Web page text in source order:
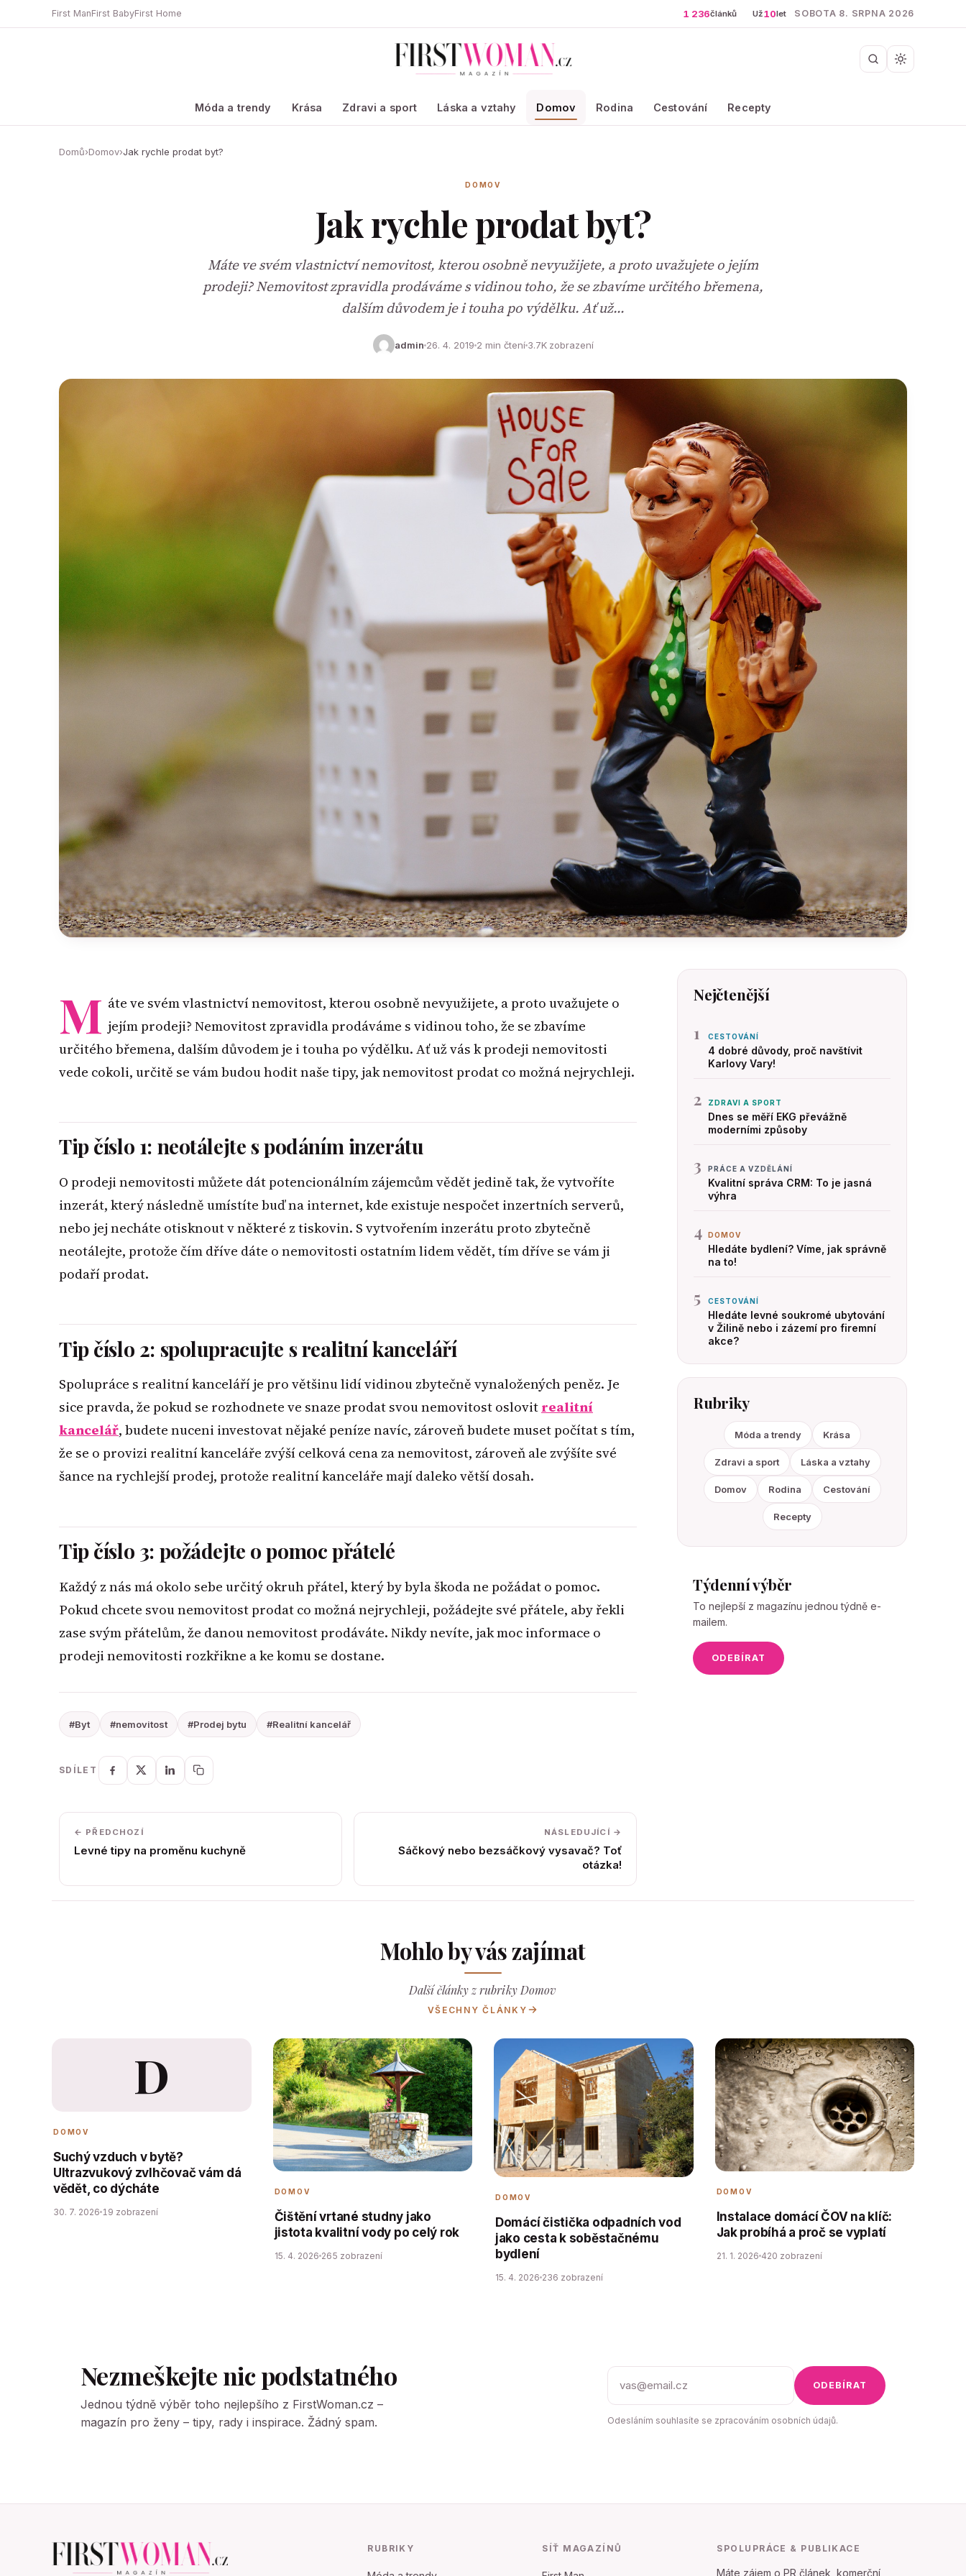
First ManFirst BabyFirst Home 1 236článků Už10let SOBOTA 8. SRPNA 2026
Móda a trendy Krása Zdravi a sport Láska a vztahy Domov Rodina Cestování Recepty
Domů›Domov›Jak rychle prodat byt?
DOMOV
Jak rychle prodat byt?
Máte ve svém vlastnictví nemovitost, kterou osobně nevyužijete, a proto uvažujete o jejím
prodeji? Nemovitost zpravidla prodáváme s vidinou toho, že se zbavíme určitého břemena,
dalším důvodem je i touha po výdělku. Ať už…
admin 26. 4. 2019 2 min čtení3.7K zobrazení
M áte ve svém vlastnictví nemovitost, kterou osobně nevyužijete, a proto uvažujete o
jejím prodeji? Nemovitost zpravidla prodáváme s vidinou toho, že se zbavíme
určitého břemena, dalším důvodem je i touha po výdělku. Ať už vás k prodeji nemovitosti
vede cokoli, určitě se vám budou hodit naše tipy, jak nemovitost prodat co možná nejrychleji.
Tip číslo 1: neotálejte s podáním inzerátu
O prodeji nemovitosti můžete dát potencionálním zájemcům vědět jedině tak, že vytvoříte
inzerát, který následně umístíte buď na internet, kde existuje nespočet inzertních serverů,
nebo jej necháte otisknout v některé z tiskovin. S vytvořením inzerátu proto zbytečně
neotálejte, protože čím dříve dáte o nemovitosti ostatním lidem vědět, tím dříve se vám ji
podaří prodat.
Tip číslo 2: spolupracujte s realitní kanceláří
Spolupráce s realitní kanceláří je pro většinu lidí vidinou zbytečně vynaložených peněz. Je
sice pravda, že pokud se rozhodnete ve snaze prodat svou nemovitost oslovit realitní
kancelář, budete nuceni investovat nějaké peníze navíc, zároveň budete muset počítat s tím,
že se o provizi realitní kanceláře zvýší celková cena za nemovitost, zároveň ale zvýšíte své
šance na rychlejší prodej, protože realitní kanceláře mají daleko větší dosah.
Tip číslo 3: požádejte o pomoc přátelé
Každý z nás má okolo sebe určitý okruh přátel, který by byla škoda ne požádat o pomoc.
Pokud chcete svou nemovitost prodat co možná nejrychleji, požádejte své přátele, aby řekli
zase svým přátelům, že danou nemovitost prodáváte. Nikdy nevíte, jak moc informace o
prodeji nemovitosti rozkřikne a ke komu se dostane.
#Byt #nemovitost #Prodej bytu #Realitní kancelář
SDÍLET
← PŘEDCHOZÍ
Levné tipy na proměnu kuchyně
NÁSLEDUJÍCÍ →
Sáčkový nebo bezsáčkový vysavač? Toť
otázka!
Nejčtenější
1 CESTOVÁNÍ
4 dobré důvody, proč navštívit
Karlovy Vary!
2 ZDRAVI A SPORT
Dnes se měří EKG převážně
moderními způsoby
3 PRÁCE A VZDĚLÁNÍ
Kvalitní správa CRM: To je jasná
výhra
4 DOMOV
Hledáte bydlení? Víme, jak správně
na to!
5 CESTOVÁNÍ
Hledáte levné soukromé ubytování
v Žilině nebo i zázemí pro firemní
akce?
Rubriky
Móda a trendy Krása
Zdravi a sport Láska a vztahy
Domov Rodina Cestování
Recepty
Týdenní výběr
To nejlepší z magazínu jednou týdně e-
mailem.
ODEBÍRAT
Mohlo by vás zajímat
Další články z rubriky Domov
VŠECHNY ČLÁNKY
D
DOMOV
Suchý vzduch v bytě?
Ultrazvukový zvlhčovač vám dá
vědět, co dýcháte
30. 7. 2026 19 zobrazení
DOMOV
Čištění vrtané studny jako
jistota kvalitní vody po celý rok
15. 4. 2026 265 zobrazení
DOMOV
Domácí čistička odpadních vod
jako cesta k soběstačnému
bydlení
15. 4. 2026 236 zobrazení
DOMOV
Instalace domácí ČOV na klíč:
Jak probíhá a proč se vyplatí
21. 1. 2026 420 zobrazení
Nezmeškejte nic podstatného
Jednou týdně výběr toho nejlepšího z FirstWoman.cz –
magazín pro ženy – tipy, rady i inspirace. Žádný spam.
ODEBÍRAT
Odesláním souhlasíte se zpracováním osobních údajů.
RUBRIKY SÍŤ MAGAZÍNŮ SPOLUPRÁCE & PUBLIKACE
Máte zájem o PR článek, komerční